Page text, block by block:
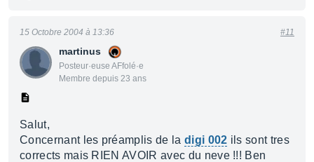
martinus
Posteur·euse AFfolé·e
Membre depuis 23 ans
15 Octobre 2004 à 13:36 #11
Salut,
Concernant les préamplis de la digi 002 ils sont tres
corrects mais RIEN AVOIR avec du neve !!! Ben